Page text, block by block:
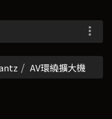
AV環繞擴大機